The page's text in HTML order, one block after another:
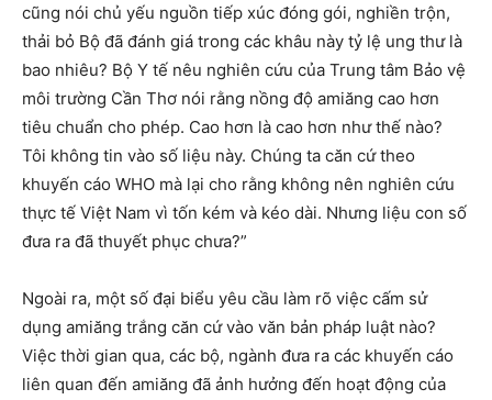
cũng nói chủ yếu nguồn tiếp xúc đóng gói, nghiền trộn,
thải bỏ Bộ đã đánh giá trong các khâu này tỷ lệ ung thư là
bao nhiêu? Bộ Y tế nêu nghiên cứu của Trung tâm Bảo vệ
môi trường Cần Thơ nói rằng nồng độ amiăng cao hơn
tiêu chuẩn cho phép. Cao hơn là cao hơn như thế nào?
Tôi không tin vào số liệu này. Chúng ta căn cứ theo
khuyến cáo WHO mà lại cho rằng không nên nghiên cứu
thực tế Việt Nam vì tốn kém và kéo dài. Nhưng liệu con số
đưa ra đã thuyết phục chưa?”
Ngoài ra, một số đại biểu yêu cầu làm rõ việc cấm sử
dụng amiăng trắng căn cứ vào văn bản pháp luật nào?
Việc thời gian qua, các bộ, ngành đưa ra các khuyến cáo
liên quan đến amiăng đã ảnh hưởng đến hoạt động của